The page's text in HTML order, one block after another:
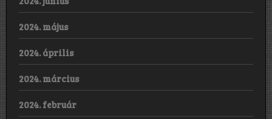
2024. május
2024. április
2024. március
2024. február